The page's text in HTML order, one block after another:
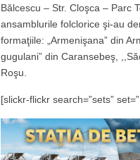
Bălcescu – Str. Cloşca – Parc
ansamblurile folclorice şi-au
formaţiile: „Armenişana” din
gugulani” din Caransebeş,
Roşu.
[slickr-flickr search=”sets”